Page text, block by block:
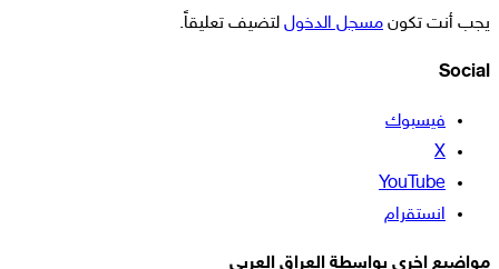
يجب أنت تكون مسجل الدخول لتضيف تعليقاً.
Social
فيسبوك
‫X
‫YouTube
انستقرام
مواضيع اخرى بواسطة العراق العربي